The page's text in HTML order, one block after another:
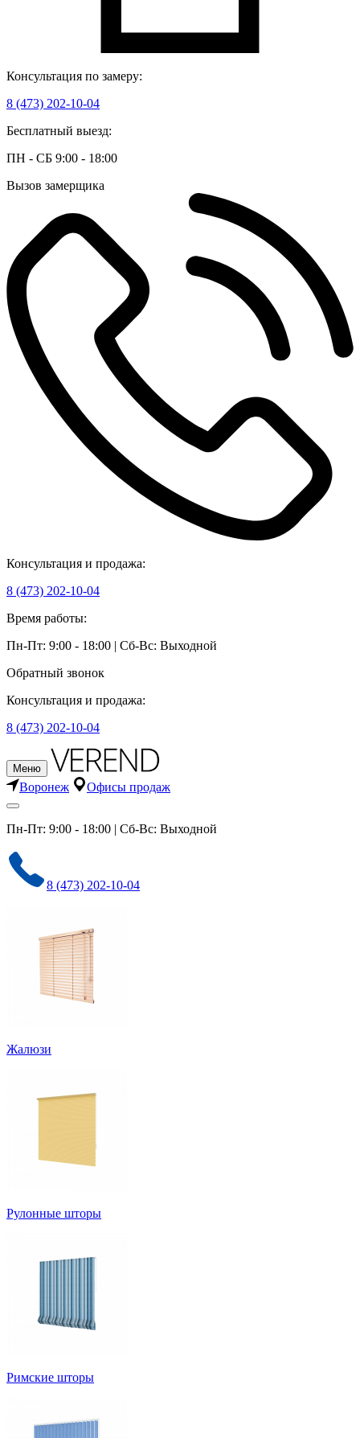
Консультация по замеру:
8 (473) 202-10-04
Бесплатный выезд:
ПН - СБ 9:00 - 18:00
Вызов замерщика
Консультация и продажа:
8 (473) 202-10-04
Время работы:
Пн-Пт: 9:00 - 18:00 | Сб-Вс: Выходной
Обратный звонок
Консультация и продажа:
8 (473) 202-10-04
Меню
Воронеж Офисы продаж
Пн-Пт: 9:00 - 18:00 | Сб-Вс: Выходной
8 (473) 202-10-04
Жалюзи
Рулонные шторы
Римские шторы